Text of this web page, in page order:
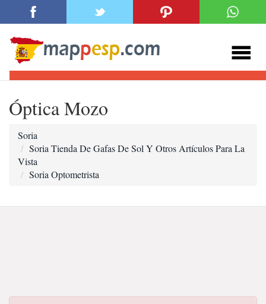
Óptica Mozo
Soria
Soria Tienda De Gafas De Sol Y Otros Artículos Para La
Vista
Soria Optometrista